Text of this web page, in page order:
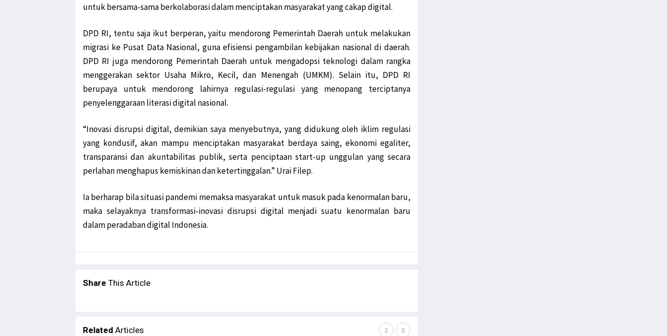
untuk bersama-sama berkolaborasi dalam menciptakan masyarakat yang cakap digital.
DPD RI, tentu saja ikut berperan, yaitu mendorong Pemerintah Daerah untuk melakukan
migrasi ke Pusat Data Nasional, guna efisiensi pengambilan kebijakan nasional di daerah.
DPD RI juga mendorong Pemerintah Daerah untuk mengadopsi teknologi dalam rangka
menggerakan sektor Usaha Mikro, Kecil, dan Menengah (UMKM). Selain itu, DPD RI
berupaya untuk mendorong lahirnya regulasi-regulasi yang menopang terciptanya
penyelenggaraan literasi digital nasional.
“Inovasi disrupsi digital, demikian saya menyebutnya, yang didukung oleh iklim regulasi
yang kondusif, akan mampu menciptakan masyarakat berdaya saing, ekonomi egaliter,
transparansi dan akuntabilitas publik, serta penciptaan start-up unggulan yang secara
perlahan menghapus kemiskinan dan ketertinggalan.” Urai Filep.
Ia berharap bila situasi pandemi memaksa masyarakat untuk masuk pada kenormalan baru,
maka selayaknya transformasi-inovasi disrupsi digital menjadi suatu kenormalan baru
dalam peradaban digital Indonesia.
Share This Article
Related Articles